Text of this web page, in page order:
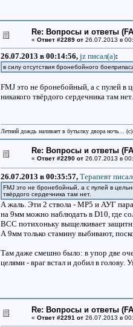
Re: Вопросы и ответы
« Ответ #2289 от26.07.2013 в
26.07.2013 в 00:14:56, jz писал(a):
в силу отсутствия бронебойного
FMJ это не бронебойный, а с пулей в
никакого твёрдого сердечника там нет.
Летний дождь наливает в бутылку двора ночь...
Re: Вопросы и ответы
« Ответ #2290 от26.07.2013 в
26.07.2013 в 00:35:57, Терапевт
FMJ это не бронебойный, а с пулей в
твёрдого сердечника там нет.
А жаль. Эти 2 ствола - МР5 и АУГ пара
на 9мм можно наблюдать в D10, где
ВСС потихоньку выщелкивает
А 9мм только стамину выбивают,
Там даже смешно было: в упор две
целями - враг встал и добил в голову.
Re: Вопросы и ответы
« Ответ #2291 от26.07.2013 в